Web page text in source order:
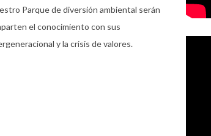
Parque de diversión ambiental serán
el conocimiento con sus
y la crisis de valores.